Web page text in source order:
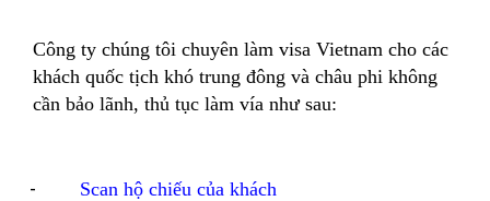
Công ty chúng tôi chuyên làm visa Vietnam cho các
khách quốc tịch khó trung đông và châu phi không
cần bảo lãnh, thủ tục làm vía như sau:
- Scan hộ chiếu của khách